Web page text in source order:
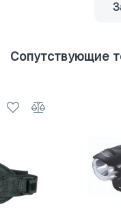
Сопутствующие